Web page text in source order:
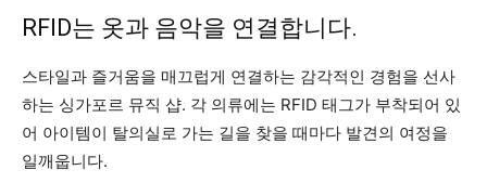
RFID는 옷과 음악을 연결합니다.
스타일과 즐거움을 매끄럽게 연결하는 감각적인 경험을 선사
하는 싱가포르 뮤직 샵. 각 의류에는 RFID 태그가 부착되어 있
어 아이템이 탈의실로 가는 길을 찾을 때마다 발견의 여정을
일깨웁니다.